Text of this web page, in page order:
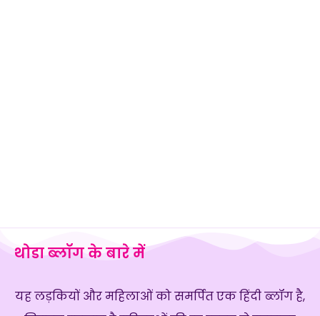
थोडा ब्लॉग के बारे में
यह लड़कियों और महिलाओं को समर्पित एक हिंदी ब्लॉग है,